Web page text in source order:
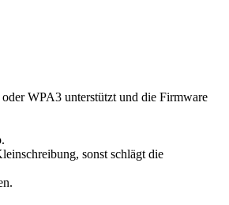
WPA3 unterstützt und die Firmware
sonst schlägt die